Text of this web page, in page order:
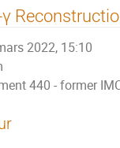
2022, 15:10
440 - former